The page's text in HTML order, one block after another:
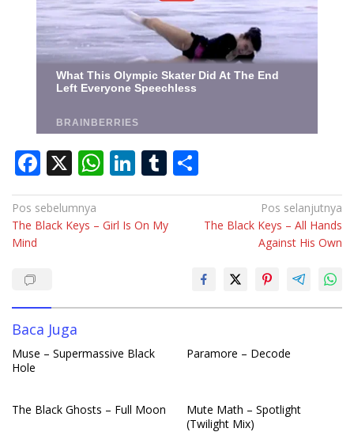
F
ac
e
b
k
X W
h
at
s
p
Li
n
k
e
T
u
bl
h
ar
e
Navigasi
pos
Pos sebelumnya
The Black Keys – Girl Is On My
Mind
Pos selanjutnya
The Black Keys – All Hands
Against His Own
Baca Juga
Muse – Supermassive Black
Hole
Paramore – Decode
The Black Ghosts – Full Moon
Mute Math – Spotlight
(Twilight Mix)